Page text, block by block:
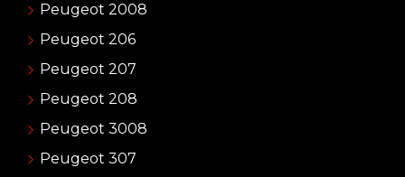
Peugeot 2008
Peugeot 206
Peugeot 207
Peugeot 208
Peugeot 3008
Peugeot 307